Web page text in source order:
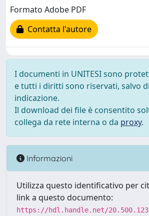
Formato Adobe PDF
Contatta l'autore
I documenti in UNITESI sono
e tutti i diritti sono riservati, salvo
indicazione.
Il download dei file è consentito
collega da rete interna o da proxy.
Informazioni
Utilizza questo identificativo per
link a questo documento:
https://hdl.handle.net/